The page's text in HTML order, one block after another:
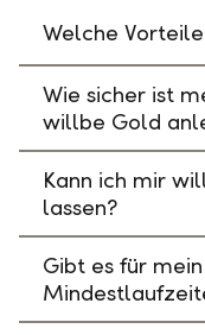
Welche
Wie sicher ist
willbe Gold
Kann ich mir
lassen?
Gibt es für